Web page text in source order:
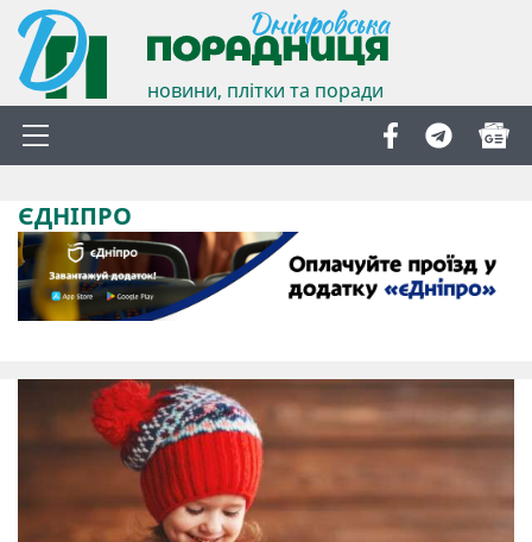
новини, плітки та поради
ЄДНІПРО